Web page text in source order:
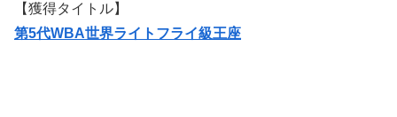
【獲得タイトル】
第5代WBA世界ライトフライ級王座